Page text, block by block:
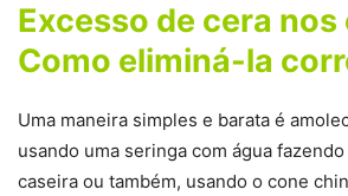
Excesso de cera
Como eliminá-la
Uma maneira simples e barata é
usando uma seringa com água
caseira ou também, usando o cone